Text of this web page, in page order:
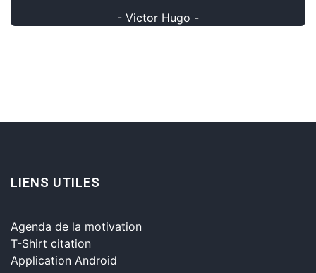
- Victor Hugo -
LIENS UTILES
Agenda de la motivation
T-Shirt citation
Application Android